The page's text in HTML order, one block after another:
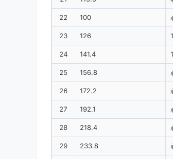
22 100
23 126
24 141.4
25 156.8
26 172.2
27 192.1
28 218.4
29 233.8